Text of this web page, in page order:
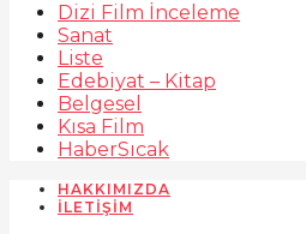
Dizi Film İnceleme
Sanat
Liste
Edebiyat – Kitap
Belgesel
Kısa Film
HaberSıcak
HAKKIMIZDA
İLETIŞIM